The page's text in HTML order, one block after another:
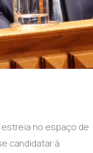
estreia no espaço de
candidatar à